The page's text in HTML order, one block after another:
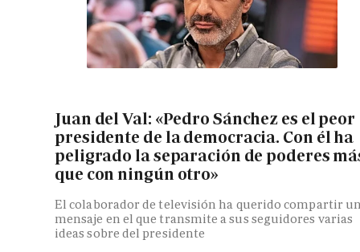
Juan del Val: «Pedro Sánchez es el peor
presidente de la democracia. Con él ha
peligrado la separación de poderes
que con ningún otro»
El colaborador de televisión ha querido compartir
mensaje en el que transmite a sus seguidores varias
ideas sobre del presidente